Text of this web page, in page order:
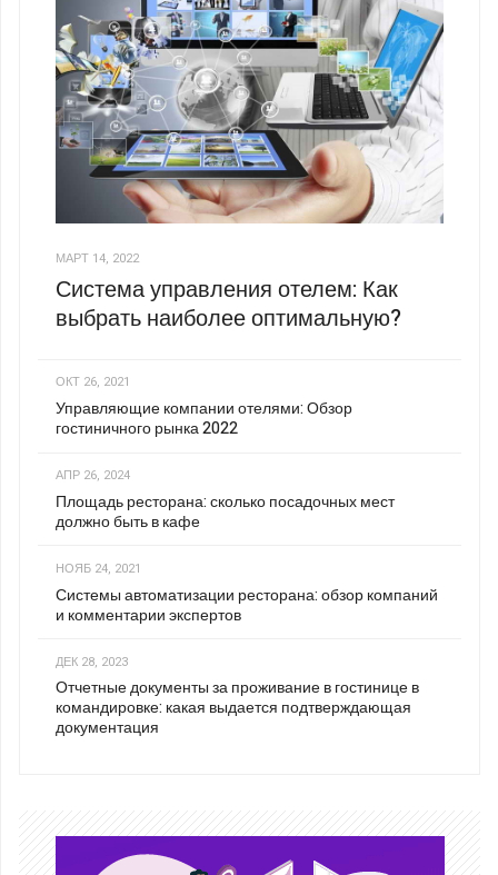
МАРТ 14, 2022
Система управления отелем: Как
выбрать наиболее оптимальную?
ОКТ 26, 2021
Управляющие компании отелями: Обзор
гостиничного рынка 2022
АПР 26, 2024
Площадь ресторана: сколько посадочных мест
должно быть в кафе
НОЯБ 24, 2021
Системы автоматизации ресторана: обзор компаний
и комментарии экспертов
ДЕК 28, 2023
Отчетные документы за проживание в гостинице в
командировке: какая выдается подтверждающая
документация